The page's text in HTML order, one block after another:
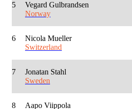
5
Vegard Gulbrandsen
Norway
6
Nicola Mueller
Switzerland
7
Jonatan Stahl
Sweden
8 Aapo Viippola